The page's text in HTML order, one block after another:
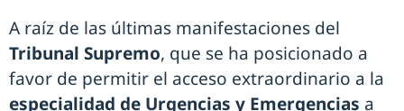
A raíz de las últimas manifestaciones del
Tribunal Supremo, que se ha posicionado a
favor de permitir el acceso extraordinario a la
especialidad de Urgencias y Emergencias a